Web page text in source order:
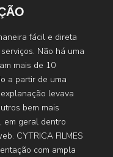
fácil e direta
Não há uma
mais de 10
a partir de uma
levava
bem mais
em geral dentro
CYTRICA FILMES
com ampla